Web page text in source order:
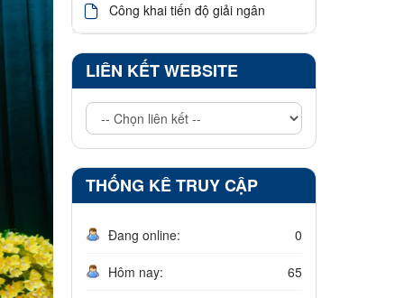
Công khai tiến độ giải ngân
LIÊN KẾT WEBSITE
THỐNG KÊ TRUY CẬP
Đang online: 0
Hôm nay: 65